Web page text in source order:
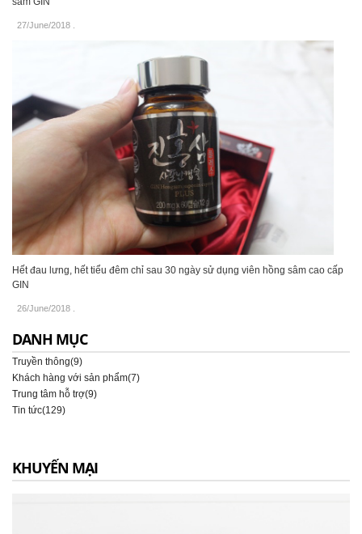
27/June/2018
Hết đau lưng, hết tiểu đêm chỉ sau 30 ngày sử dụng viên hồng sâm cao cấp
GIN
26/June/2018
DANH MỤC
Truyền thông(9)
Khách hàng với sản phẩm(7)
Trung tâm hỗ trợ(9)
Tin tức(129)
KHUYẾN MẠI